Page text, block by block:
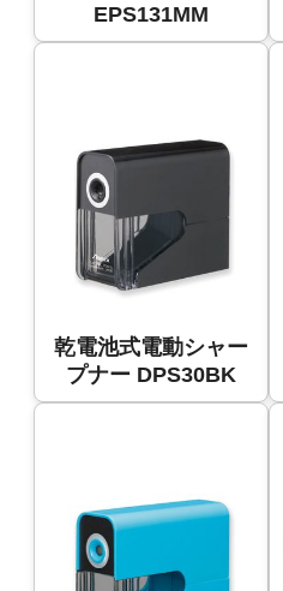
EPS131MM
乾電池式電動シャー
プナー DPS30BK